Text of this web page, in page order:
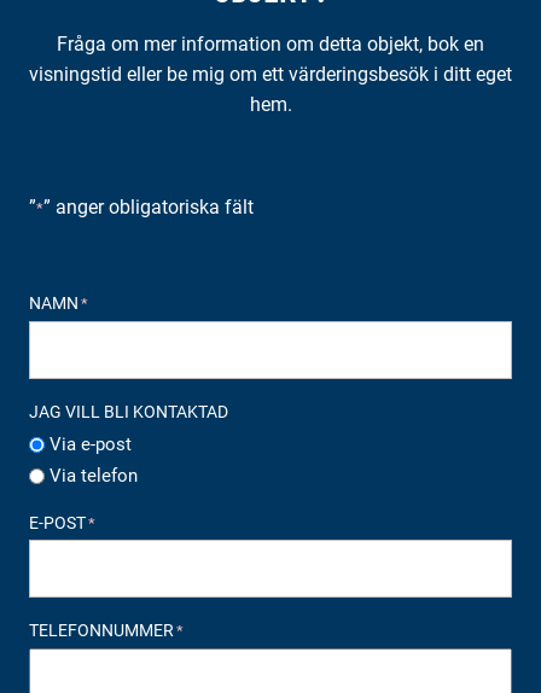
Fråga om mer information om detta objekt, bok en
visningstid eller be mig om ett värderingsbesök i ditt eget
hem.
”*” anger obligatoriska fält
NAMN *
JAG VILL BLI KONTAKTAD
Via e-post
Via telefon
E-POST*
TELEFONNUMMER*